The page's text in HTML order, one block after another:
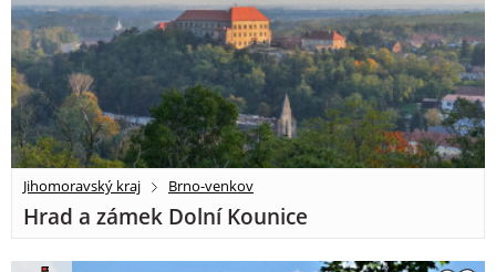
Jihomoravský kraj Brno-venkov
Hrad a zámek Dolní Kounice